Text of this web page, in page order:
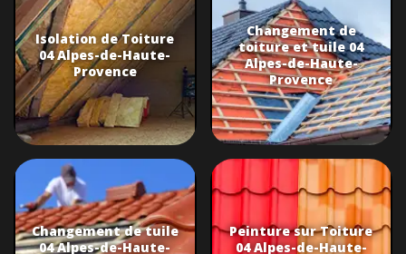
Isolation de Toiture
04 Alpes-de-Haute-
Provence
Changement de
toiture et tuile 04
Alpes-de-Haute-
Provence
Changement de tuile
04 Alpes-de-Haute-
Peinture sur Toiture
04 Alpes-de-Haute-